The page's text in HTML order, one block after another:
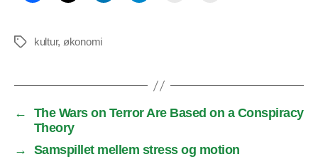
Tags kultur, økonomi
←
The Wars on Terror Are Based on a Conspiracy
Theory
→
Samspillet mellem stress og motion